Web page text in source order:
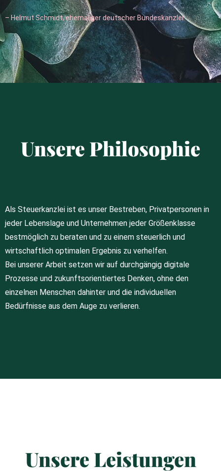
– Helmut Schmidt, ehemaliger deutscher Bundeskanzler
Unsere Philosophie
Als Steuerkanzlei ist es unser Bestreben, Privatpersonen in
jeder Lebenslage und Unternehmen jeder Größenklasse
bestmöglich zu beraten und zu einem steuerlich und
wirtschaftlich optimalen Ergebnis zu verhelfen.
Bei unserer Arbeit setzen wir auf durchgängig digitale
Prozesse und zukunftsorientiertes Denken, ohne den
einzelnen Menschen dahinter und die individuellen
Bedürfnisse aus dem Auge zu verlieren.
Unsere Leistungen